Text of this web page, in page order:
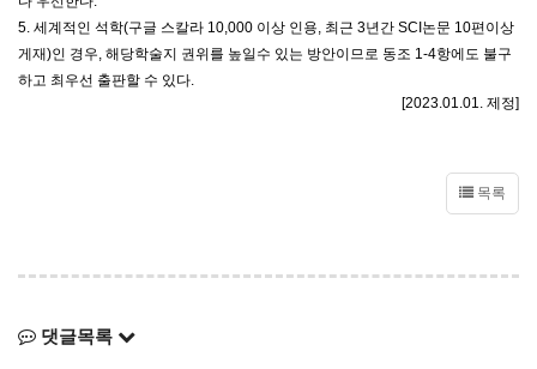
5. 세계적인 석학(구글 스칼라 10,000 이상 인용, 최근 3년간 SCI논문 10편이상
게재)인 경우, 해당학술지 권위를 높일수 있는 방안이므로 동조 1-4항에도 불구
하고 최우선 출판할 수 있다.
[2023.01.01. 제정]
목록
댓글목록